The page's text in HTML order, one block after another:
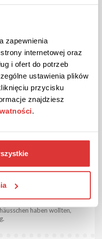
zapewnienia
internetowej oraz
i ofert do potrzeb
ustawienia plików
przycisku
znajdziesz
Stornierung
haben wollten,